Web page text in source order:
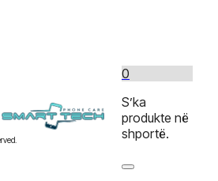
0
S’ka
produkte në
shportë.